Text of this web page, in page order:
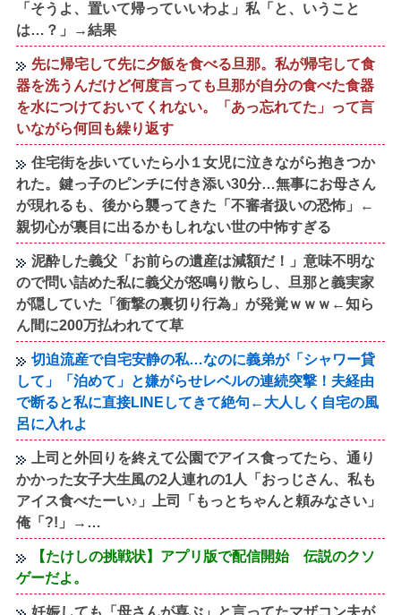
「そうよ、置いて帰っていいわよ」私「と、いうこと
は…？」→結果
先に帰宅して先に夕飯を食べる旦那。私が帰宅して食
器を洗うんだけど何度言っても旦那が自分の食べた食器
を水につけておいてくれない。「あっ忘れてた」って言
いながら何回も繰り返す
住宅街を歩いていたら小１女児に泣きながら抱きつか
れた。鍵っ子のピンチに付き添い30分…無事にお母さん
が現れるも、後から襲ってきた「不審者扱いの恐怖」←
親切心が裏目に出るかもしれない世の中怖すぎる
泥酔した義父「お前らの遺産は減額だ！」意味不明な
ので問い詰めた私に義父が怒鳴り散らし、旦那と義実家
が隠していた「衝撃の裏切り行為」が発覚ｗｗｗ←知ら
ん間に200万払われてて草
切迫流産で自宅安静の私…なのに義弟が「シャワー貸
して」「泊めて」と嫌がらせレベルの連続突撃！夫経由
で断ると私に直接LINEしてきて絶句←大人しく自宅の風
呂に入れよ
上司と外回りを終えて公園でアイス食ってたら、通り
かかった女子大生風の2人連れの1人「おっじさん、私も
アイス食べたーい♪」上司「もっとちゃんと頼みなさい」
俺「?!」→…
【たけしの挑戦状】アプリ版で配信開始 伝説のクソ
ゲーだよ。